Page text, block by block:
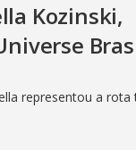
Kozinski,
representou a rota